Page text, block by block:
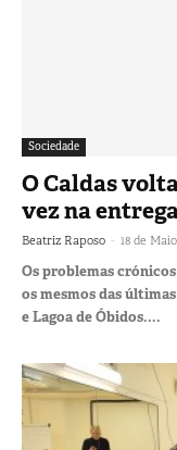
Sociedade
O Caldas
vez na
Beatriz Raposo - 18 de
Os problemas
os mesmos das
e Lagoa de Óbidos....